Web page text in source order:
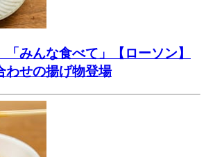
「みんな食べて」【ローソン】
わせの揚げ物登場